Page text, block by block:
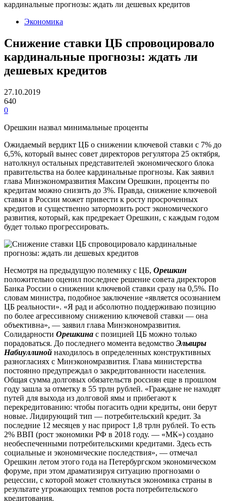
кардинальные прогнозы: ждать ли дешевых кредитов
Экономика
Снижение ставки ЦБ спровоцировало
кардинальные прогнозы: ждать ли
дешевых кредитов
27.10.2019
640
0
Орешкин назвал минимальные проценты
Ожидаемый вердикт ЦБ о снижении ключевой ставки с 7% до
6,5%, который вынес совет директоров регулятора 25 октября,
натолкнул остальных представителей экономического блока
правительства на более кардинальные прогнозы. Как заявил
глава Минэкономразвития Максим Орешкин, проценты по
кредитам можно снизить до 3%. Правда, снижение ключевой
ставки в России может привести к росту просроченных
кредитов и существенно затормозить рост экономического
развития, который, как предрекает Орешкин, с каждым годом
будет только прогрессировать.
Несмотря на предыдущую полемику с ЦБ, Орешкин
положительно оценил последнее решение совета директоров
Банка России о снижении ключевой ставки сразу на 0,5%. По
словам министра, подобное заключение «является осознанием
ЦБ реальности». «Я рад и абсолютно поддерживаю позицию
по более агрессивному снижению ключевой ставки — она
объективна», — заявил глава Минэкономразвития.
Солидарности Орешкина с позицией ЦБ можно только
порадоваться. До последнего момента ведомство Эльвиры
Набиуллиной находилось в определенных конструктивных
разногласиях с Минэкономразвития. Глава министерства
постоянно предупреждал о закредитованности населения.
Общая сумма долговых обязательств россиян еще в прошлом
году зашла за отметку в 55 трлн рублей. «Граждане не находят
путей для выхода из долговой ямы и прибегают к
перекредитованию: чтобы погасить одни кредиты, они берут
новые. Лидирующий тип — потребительский кредит. За
последние 12 месяцев у нас прирост 1,8 трлн рублей. То есть
2% ВВП (рост экономики РФ в 2018 году. — «МК») создано
необеспеченными потребительскими кредитами. Здесь есть
социальные и экономические последствия», — отмечал
Орешкин летом этого года на Петербургском экономическом
форуме, при этом драматизируя ситуацию прогнозами о
рецессии, с которой может столкнуться экономика страны в
результате угрожающих темпов роста потребительского
кредитования.